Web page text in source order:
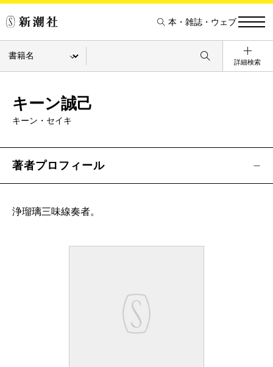
本・雑誌・ウェブ
詳細検索
キーン誠己
キーン・セイキ
著者プロフィール
浄瑠璃三味線奏者。